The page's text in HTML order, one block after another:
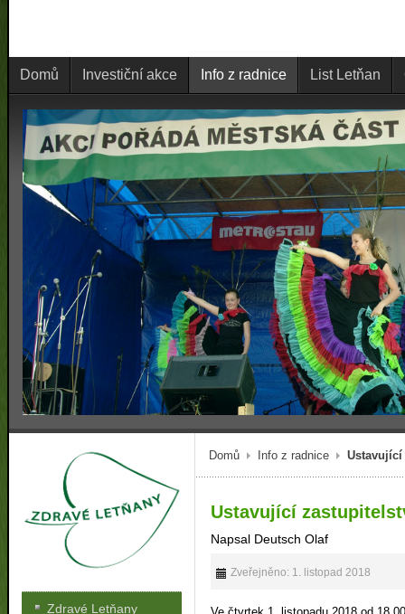
Domů Investiční akce Info z radnice List Letňan
Domů Info z radnice Ustavující
Ustavující
Napsal Deutsch Olaf
Zveřejněno: 1. listopad 2018
Zdravé Letňany